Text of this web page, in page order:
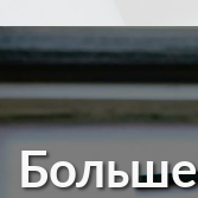
Больше